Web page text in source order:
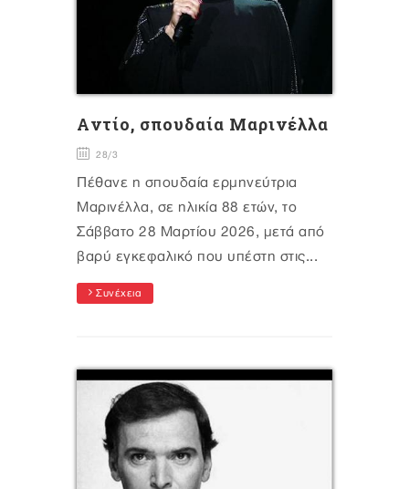
Aντίο, σπουδαία Μαρινέλλα
28/3
Πέθανε η σπουδαία ερμηνεύτρια
Μαρινέλλα, σε ηλικία 88 ετών, το
Σάββατο 28 Μαρτίου 2026, μετά από
βαρύ εγκεφαλικό που υπέστη στις...
Συνέχεια